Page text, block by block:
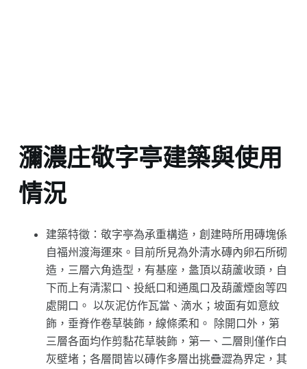
瀰濃庄敬字亭建築與使用
情況
建築特徵：敬字亭為承重構造，創建時所用磚塊係
自福州渡海運來。目前所見為外清水磚內卵石所砌
造，三層六角造型，有基座，盝頂以葫蘆收頭，自
下而上有清潔口、投紙口和通風口及葫蘆煙囪等四
處開口。 以灰泥仿作瓦當、滴水；坡面有如意紋
飾，垂脊作卷草裝飾，線條柔和。 除開口外，第
三層各面均作剪黏花草裝飾，第一、二層則僅作白
灰壁堵；各層間皆以磚作多層出挑疊澀為界定，其